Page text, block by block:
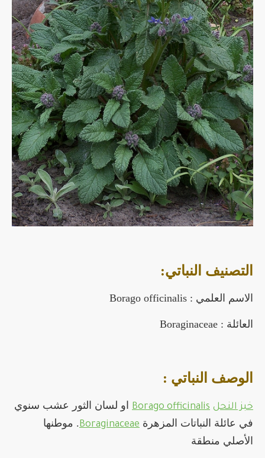
التصنيف النباتي:
الاسم العلمي : Borago officinalis
العائلة : Boraginaceae
الوصف النباتي :
خبز النحل Borago officinalis او لسان الثور عشب سنوي
في عائلة النباتات المزهرة Boraginaceae. موطنها
الأصلي منطقة